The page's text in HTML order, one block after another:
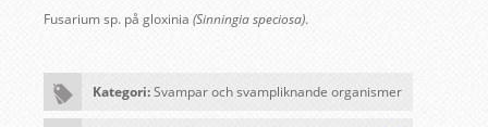
Fusarium sp. på gloxinia (Sinningia speciosa).
Kategori:Svampar och svampliknande organismer